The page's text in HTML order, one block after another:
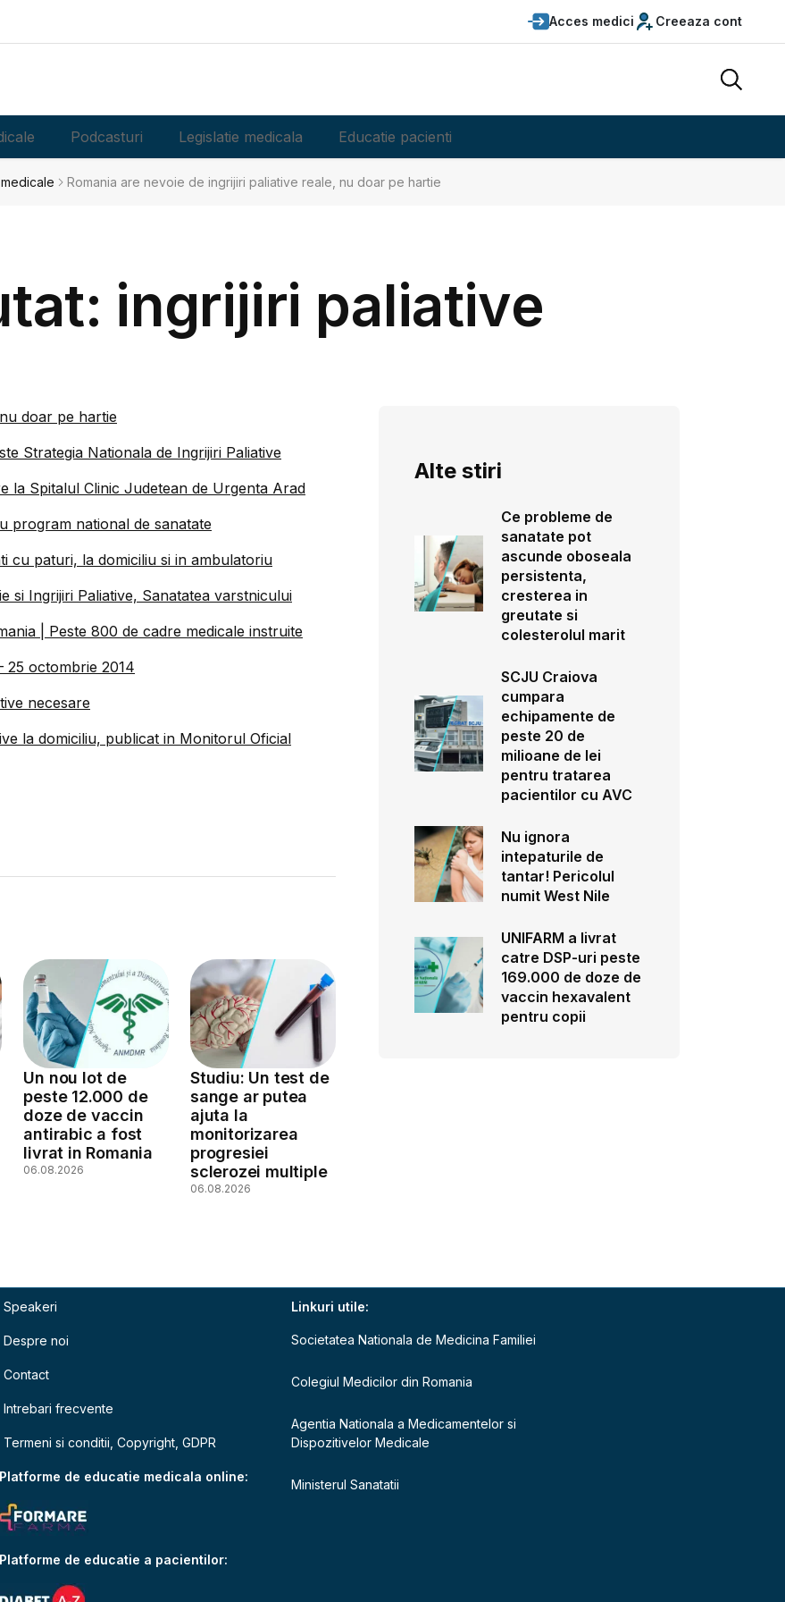
Acces medici Creeaza cont
Podcasturi Legislatie medicala Educatie pacienti
Romania are nevoie de ingrijiri paliative reale, nu doar pe hartie
ingrijiri paliative
doar pe hartie
Strategia Nationala de Ingrijiri Paliative
la Spitalul Clinic Judetean de Urgenta Arad
program national de sanatate
cu paturi, la domiciliu si in ambulatoriu
si Ingrijiri Paliative, Sanatatea varstnicului
| Peste 800 de cadre medicale instruite
25 octombrie 2014
necesare
la domiciliu, publicat in Monitorul Oficial
Un nou lot de
peste 12.000 de
doze de vaccin
antirabic a fost
livrat in Romania
06.08.2026
Studiu: Un test de
sange ar putea
ajuta la
monitorizarea
progresiei
sclerozei multiple
06.08.2026
Alte stiri
Ce probleme de
sanatate pot
ascunde oboseala
persistenta,
cresterea in
greutate si
colesterolul marit
SCJU Craiova
cumpara
echipamente de
peste 20 de
milioane de lei
pentru tratarea
pacientilor cu AVC
Nu ignora
intepaturile de
tantar! Pericolul
numit West Nile
UNIFARM a livrat
catre DSP-uri peste
169.000 de doze de
vaccin hexavalent
pentru copii
Speakeri
Despre noi
Contact
Intrebari frecvente
Termeni si conditii, Copyright, GDPR
Platforme de educatie medicala online:
Platforme de educatie a pacientilor:
Linkuri utile:
Societatea Nationala de Medicina Familiei
Colegiul Medicilor din Romania
Agentia Nationala a Medicamentelor si
Dispozitivelor Medicale
Ministerul Sanatatii